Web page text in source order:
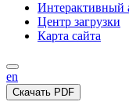
Интерактивный
Центр загрузки
Карта сайта
en
Скачать PDF